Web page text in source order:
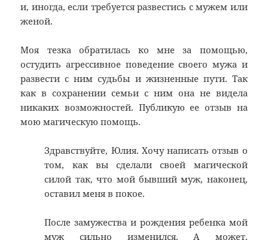
и, иногда, если требуется развестись с мужем или
женой.
Моя тезка обратилась ко мне за помощью,
остудить агрессивное поведение своего мужа и
развести с ним судьбы и жизненные пути. Так
как в сохранении семьи с ним она не видела
никаких возможностей. Публикую ее отзыв на
мою магическую помощь.
Здравствуйте, Юлия. Хочу написать отзыв о
том, как вы сделали своей магической
силой так, что мой бывший муж, наконец,
оставил меня в покое.
После замужества и рождения ребенка мой
муж сильно изменился. А может,